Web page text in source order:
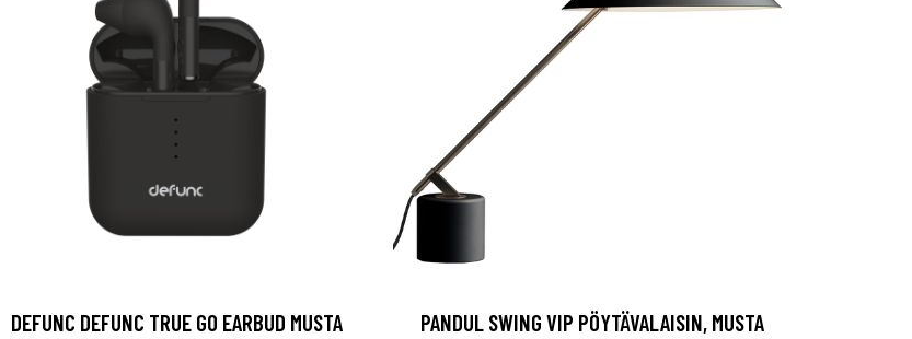
DEFUNC DEFUNC TRUE GO EARBUD MUSTA PANDUL SWING VIP PÖYTÄVALAISIN, MUSTA